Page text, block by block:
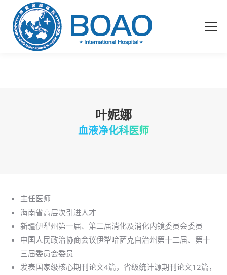
叶妮娜
血液净化科医师
主任医师
海南省高层次引进人才
新疆伊犁州第一届、第二届消化及消化内镜委员会委员
中国人民政治协商会议伊犁哈萨克自治州第十二届、第十
三届委员会委员
发表国家级核心期刊论文4篇，省级统计源期刊论文12篇，